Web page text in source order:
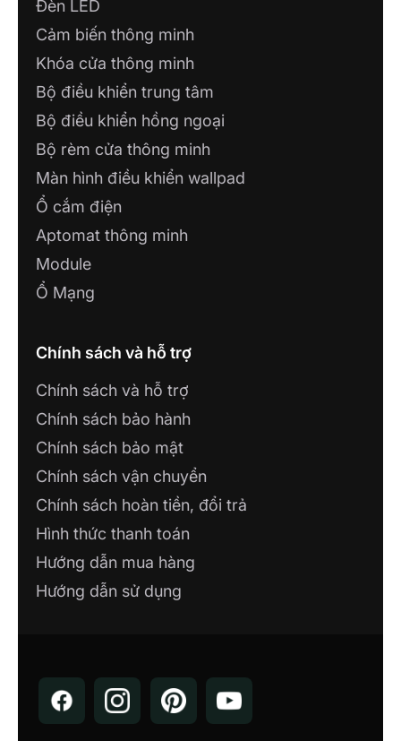
A63, P. Phú Thủy, TP. Phan Thiết, tỉnh Bình
Thuận
SHOWROOM IOT MINH HOÀNG
Số 63 Hùng Vương 3, P. Hoàng Văn Thụ,
Thành Phố Bắc Giang
CÔNG TY TNHH ĐIỆN NƯỚC ĐỒNG
PHÁT
Long An
CÔNG TY TNHH GIẢI PHÁP CÔNG
Cà Mau, Cà Mau
Công ty TNHH CVT HOLDING
110 Huyền Trân Công Chúa, Phường Tam
Thắng, Thành Phố Hồ Chí Minh
CÔNG TY TNHH XÂY DỰNG VÀ
THƯƠNG MẠI CAO PHONG
Công ty TNHH Xây dựng Số 321 Mê Linh,
NHÀ MÁY LUMI SMART FACTORY
SHOWROOM CÔNG TY TNHH NHÀ
AN NHIÊN
207 Nguyễn Văn Linh - Hòa Thành - Tây
Đèn LED
Cảm biến thông minh
Khóa cửa thông minh
Bộ điều khiển trung tâm
Bộ điều khiển hồng ngoại
Bộ rèm cửa thông minh
Màn hình điều khiển wallpad
Ổ cắm điện
Aptomat thông minh
Module
Ổ Mạng
Chính sách và hỗ trợ
Chính sách và hỗ trợ
Chính sách bảo hành
Chính sách bảo mật
Chính sách vận chuyển
Chính sách hoàn tiền, đổi trả
Hình thức thanh toán
Hướng dẫn mua hàng
Hướng dẫn sử dụng